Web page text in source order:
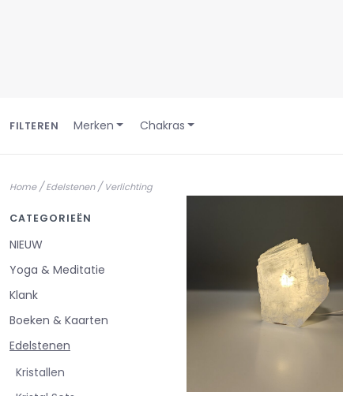
FILTEREN Merken Chakras
Home/Edelstenen/Verlichting
CATEGORIEËN
NIEUW
Yoga & Meditatie
Klank
Boeken & Kaarten
Edelstenen
Kristallen